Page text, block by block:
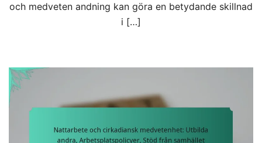
och medveten andning kan göra en betydande skillnad
i […]